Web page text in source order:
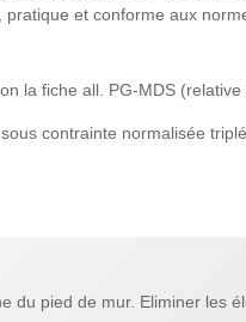
et conforme aux
la fiche all. PG-MDS
contrainte normalisée
du pied de mur. Eliminer les